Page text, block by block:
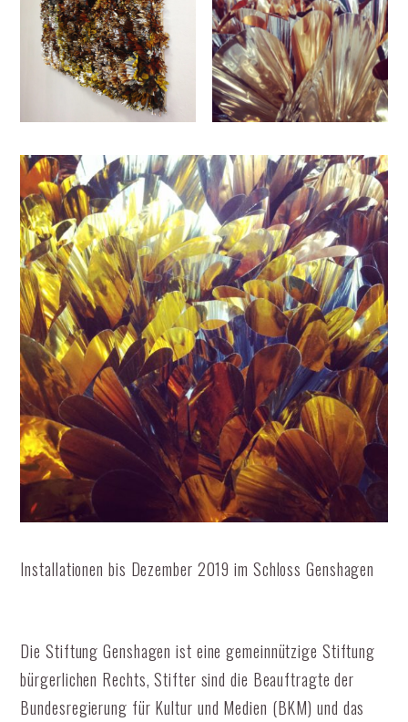
Installationen bis Dezember 2019 im Schloss Genshagen
Die Stiftung Genshagen ist eine gemeinnützige Stiftung
bürgerlichen Rechts, Stifter sind die Beauftragte der
Bundesregierung für Kultur und Medien (BKM) und das